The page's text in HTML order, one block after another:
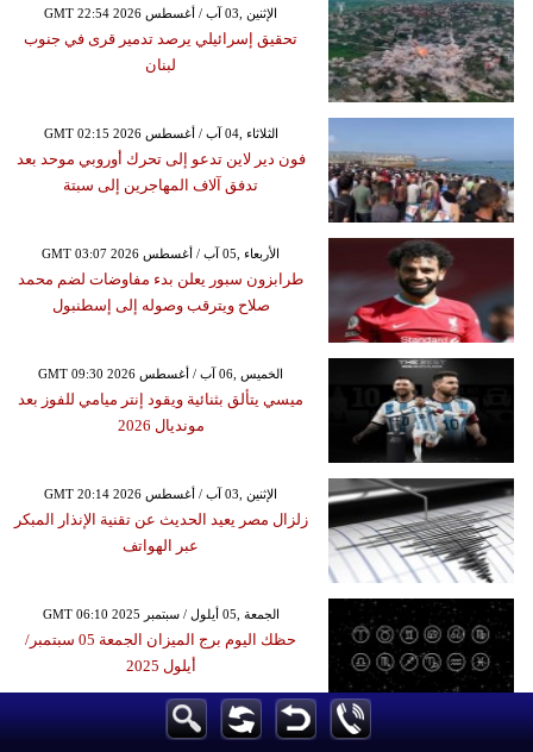
GMT 22:54 2026 الإثنين ,03 آب / أغسطس
تحقيق إسرائيلي يرصد تدمير قرى في جنوب
لبنان
GMT 02:15 2026 الثلاثاء ,04 آب / أغسطس
فون دير لاين تدعو إلى تحرك أوروبي موحد بعد
تدفق آلاف المهاجرين إلى سبتة
GMT 03:07 2026 الأربعاء ,05 آب / أغسطس
طرابزون سبور يعلن بدء مفاوضات لضم محمد
صلاح ويترقب وصوله إلى إسطنبول
GMT 09:30 2026 الخميس ,06 آب / أغسطس
ميسي يتألق بثنائية ويقود إنتر ميامي للفوز بعد
مونديال 2026
GMT 20:14 2026 الإثنين ,03 آب / أغسطس
زلزال مصر يعيد الحديث عن تقنية الإنذار المبكر
عبر الهواتف
GMT 06:10 2025 الجمعة ,05 أيلول / سبتمبر
حظك اليوم برج الميزان الجمعة 05 سبتمبر/
أيلول 2025
GMT 19:21 2017 الجمعة ,10 تشرين الثاني / نوفمبر